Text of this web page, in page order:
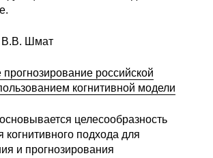
оформления
труды
В.В. Шмат
российской
когнитивной модели
целесообразность
когнитивного подхода для
и прогнозирования